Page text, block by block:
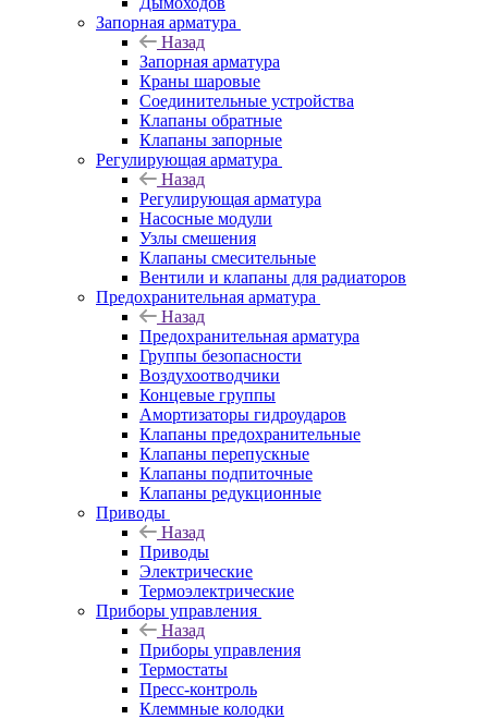
Запорная арматура
Назад
Запорная арматура
Краны шаровые
Соединительные устройства
Клапаны обратные
Клапаны запорные
Регулирующая арматура
Назад
Регулирующая арматура
Насосные модули
Узлы смешения
Клапаны смесительные
Вентили и клапаны для радиаторов
Предохранительная арматура
Назад
Предохранительная арматура
Группы безопасности
Воздухоотводчики
Концевые группы
Амортизаторы гидроударов
Клапаны предохранительные
Клапаны перепускные
Клапаны подпиточные
Клапаны редукционные
Приводы
Назад
Приводы
Электрические
Термоэлектрические
Приборы управления
Назад
Приборы управления
Термостаты
Пресс-контроль
Клеммные колодки